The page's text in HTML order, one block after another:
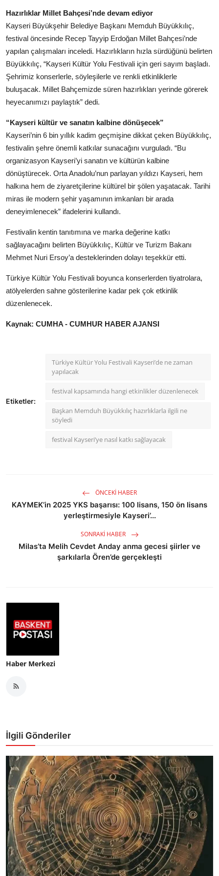
Hazırlıklar Millet Bahçesi’nde devam ediyor
Kayseri Büyükşehir Belediye Başkanı Memduh Büyükkılıç,
festival öncesinde Recep Tayyip Erdoğan Millet Bahçesi’nde
yapılan çalışmaları inceledi. Hazırlıkların hızla sürdüğünü belirten
Büyükkılıç, “Kayseri Kültür Yolu Festivali için geri sayım başladı.
Şehrimiz konserlerle, söyleşilerle ve renkli etkinliklerle
buluşacak. Millet Bahçemizde süren hazırlıkları yerinde görerek
heyecanımızı paylaştık” dedi.
“Kayseri kültür ve sanatın kalbine dönüşecek”
Kayseri’nin 6 bin yıllık kadim geçmişine dikkat çeken Büyükkılıç,
festivalin şehre önemli katkılar sunacağını vurguladı. “Bu
organizasyon Kayseri’yi sanatın ve kültürün kalbine
dönüştürecek. Orta Anadolu’nun parlayan yıldızı Kayseri, hem
halkına hem de ziyaretçilerine kültürel bir şölen yaşatacak. Tarihi
miras ile modern şehir yaşamının imkanları bir arada
deneyimlenecek” ifadelerini kullandı.
Festivalin kentin tanıtımına ve marka değerine katkı
sağlayacağını belirten Büyükkılıç, Kültür ve Turizm Bakanı
Mehmet Nuri Ersoy’a desteklerinden dolayı teşekkür etti.
Türkiye Kültür Yolu Festivali boyunca konserlerden tiyatrolara,
atölyelerden sahne gösterilerine kadar pek çok etkinlik
düzenlenecek.
Kaynak: CUMHA - CUMHUR HABER AJANSI
Etiketler:
Türkiye Kültür Yolu Festivali Kayseri’de ne zaman
yapılacak
festival kapsamında hangi etkinlikler düzenlenecek
Başkan Memduh Büyükkılıç hazırlıklarla ilgili ne
söyledi
festival Kayseri’ye nasıl katkı sağlayacak
ÖNCEKI HABER
KAYMEK’in 2025 YKS başarısı: 100 lisans, 150 ön lisans
yerleştirmesiyle Kayseri’...
SONRAKI HABER
Milas’ta Melih Cevdet Anday anma gecesi şiirler ve
şarkılarla Ören’de gerçekleşti
Haber Merkezi
İlgili Gönderiler